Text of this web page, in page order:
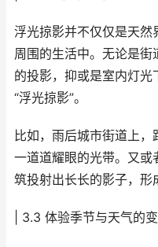
浮光掠影并不仅仅是天然
周围的生活中。无论是
的投影，抑或是室内灯
“浮光掠影”。
比如，雨后城市街道上
一道道耀眼的光带。又或
筑投射出长长的影子，形
| 3.3 体验季节与天气的